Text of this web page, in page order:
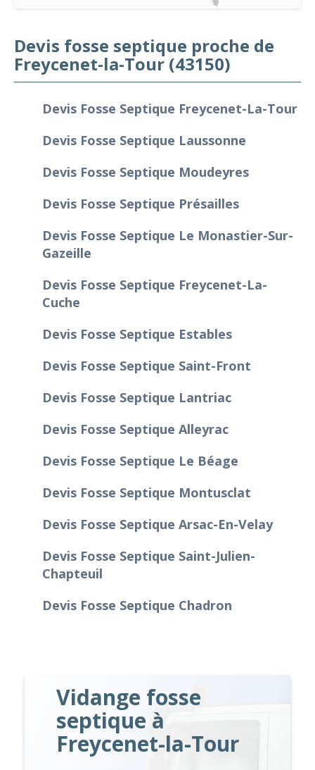
Devis fosse septique proche de
Freycenet-la-Tour (43150)
Devis Fosse Septique Freycenet-La-Tour
Devis Fosse Septique Laussonne
Devis Fosse Septique Moudeyres
Devis Fosse Septique Présailles
Devis Fosse Septique Le Monastier-Sur-
Gazeille
Devis Fosse Septique Freycenet-La-
Cuche
Devis Fosse Septique Estables
Devis Fosse Septique Saint-Front
Devis Fosse Septique Lantriac
Devis Fosse Septique Alleyrac
Devis Fosse Septique Le Béage
Devis Fosse Septique Montusclat
Devis Fosse Septique Arsac-En-Velay
Devis Fosse Septique Saint-Julien-
Chapteuil
Devis Fosse Septique Chadron
Vidange fosse
septique à
Freycenet-la-Tour